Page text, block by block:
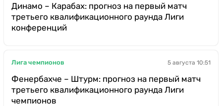
Динамо – Карабах: прогноз на первый матч
третьего квалификационного раунда Лиги
конференций
Лига чемпионов 5 августа 10:51
Фенербахче – Штурм: прогноз на первый матч
третьего квалификационного раунда Лиги
чемпионов